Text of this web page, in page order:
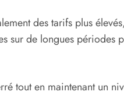
des tarifs plus
sur de longues périodes
tout en maintenant un